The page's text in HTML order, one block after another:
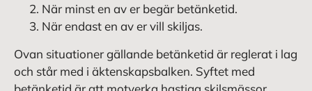
När minst en av er begär betänketid.
När endast en av er vill skiljas.
Ovan situationer gällande betänketid är reglerat i lag
och står med i äktenskapsbalken. Syftet med